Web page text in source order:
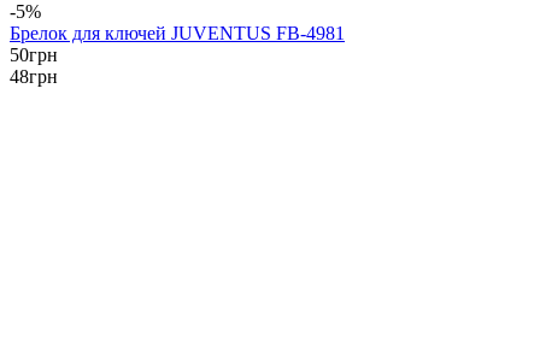
-5%
Брелок для ключей JUVENTUS FB-4981
50грн
48грн